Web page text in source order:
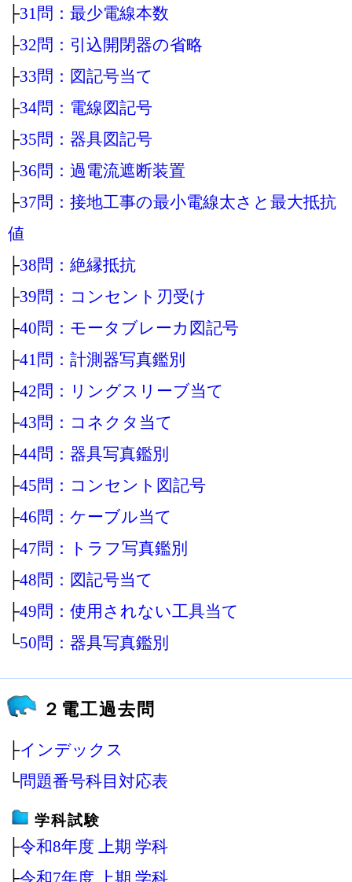
├31問：最少電線本数
├32問：引込開閉器の省略
├33問：図記号当て
├34問：電線図記号
├35問：器具図記号
├36問：過電流遮断装置
├37問：接地工事の最小電線太さと最大抵抗
値
├38問：絶縁抵抗
├39問：コンセント刃受け
├40問：モータブレーカ図記号
├41問：計測器写真鑑別
├42問：リングスリーブ当て
├43問：コネクタ当て
├44問：器具写真鑑別
├45問：コンセント図記号
├46問：ケーブル当て
├47問：トラフ写真鑑別
├48問：図記号当て
├49問：使用されない工具当て
└50問：器具写真鑑別
２電工過去問
├インデックス
└問題番号科目対応表
学科試験
├令和8年度 上期 学科
├令和7年度 上期 学科